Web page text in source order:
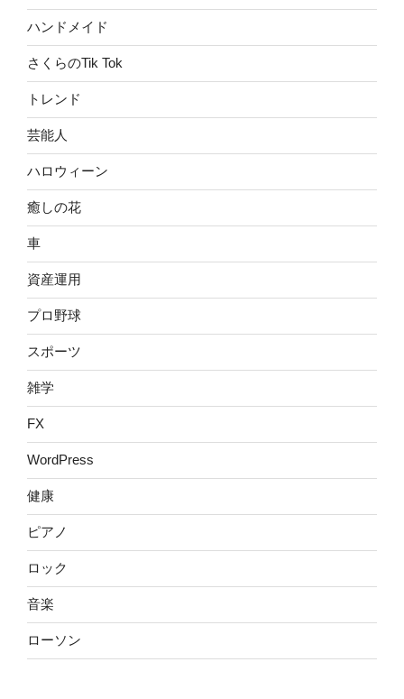
ハンドメイド
さくらのTik Tok
トレンド
芸能人
ハロウィーン
癒しの花
車
資産運用
プロ野球
スポーツ
雑学
FX
WordPress
健康
ピアノ
ロック
音楽
ローソン